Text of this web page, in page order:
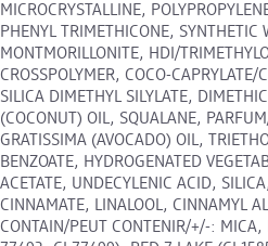
MICROCRYSTALLINE,
PHENYL TRIMETHICONE, SYNTHETIC
MONTMORILLONITE, HDI/
CROSSPOLYMER, COCO-CAPRYLATE/
SILICA DIMETHYL SILYLATE,
(COCONUT) OIL, SQUALANE,
GRATISSIMA (AVOCADO) OIL,
BENZOATE, HYDROGENATED
ACETATE, UNDECYLENIC ACID,
CINNAMATE, LINALOOL, CINNAMYL
CONTAIN/PEUT CONTENIR/+/-: MICA,